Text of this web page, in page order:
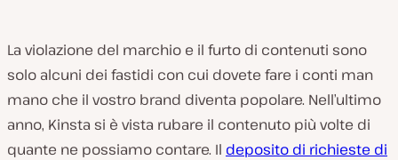
La violazione del marchio e il furto di contenuti sono
solo alcuni dei fastidi con cui dovete fare i conti man
mano che il vostro brand diventa popolare. Nell’ultimo
anno, Kinsta si è vista rubare il contenuto più volte di
quante ne possiamo contare. Il deposito di richieste di